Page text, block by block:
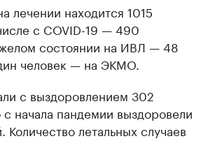
лечении находится 1015
с COVID-19 — 490
состоянии на ИВЛ — 48
человек — на ЭКМО.
с выздоровлением 302
с начала пандемии выздоровели
Количество летальных случаев